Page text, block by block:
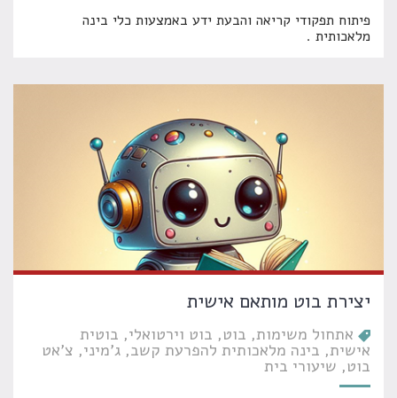
פיתוח תפקודי קריאה והבעת ידע באמצעות כלי בינה
מלאכותית .
יצירת בוט מותאם אישית
אתחול משימות בוט בוט וירטואלי בוטית
אישית בינה מלאכותית להפרעת קשב ג'מיני צ'אט
בוט שיעורי בית